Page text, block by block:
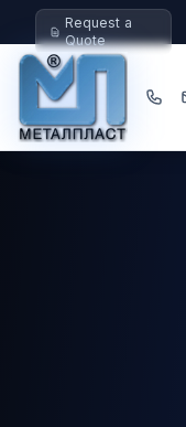
Request a
Quote